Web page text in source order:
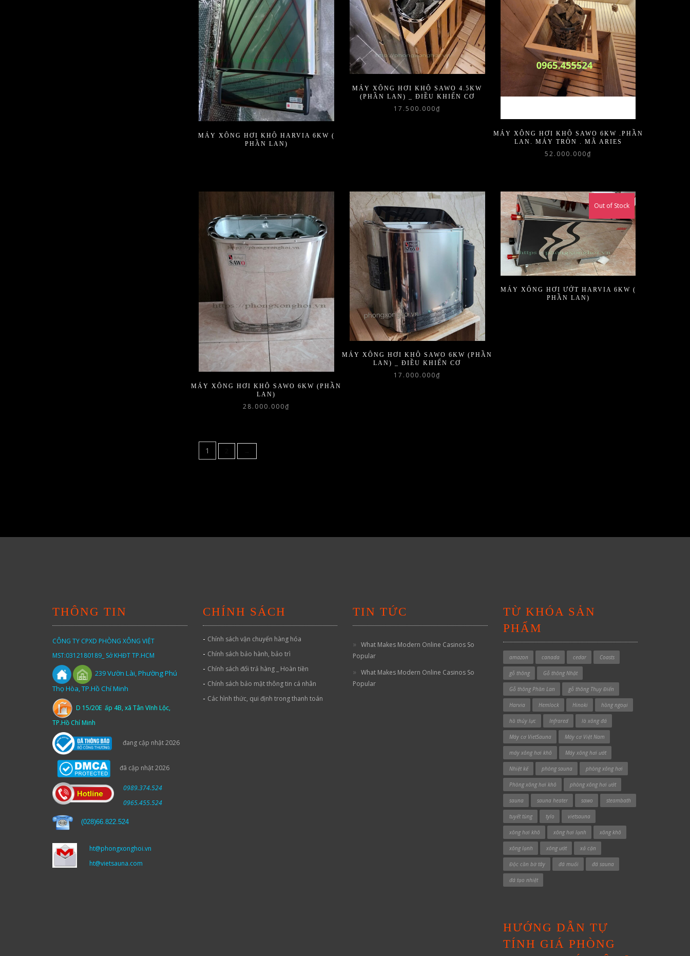
MÁY XÔNG HƠI KHÔ HARVIA 6KW (
PHẦN LAN)
MÁY XÔNG HƠI KHÔ SAWO 4.5KW
(PHẦN LAN) _ ĐIỀU KHIỂN CƠ
17.500.000₫
MÁY XÔNG HƠI KHÔ SAWO 6KW .PHẦN
LAN. MÁY TRÒN . MÃ ARIES
52.000.000₫
MÁY XÔNG HƠI KHÔ SAWO 6KW (PHẦN
LAN)
28.000.000₫
MÁY XÔNG HƠI KHÔ SAWO 6KW (PHẦN
LAN) _ ĐIỀU KHIỂN CƠ
17.000.000₫
MÁY XÔNG HƠI ƯỚT HARVIA 6KW (
PHẦN LAN)
Out of Stock
1
THÔNG TIN
CÔNG TY CPXD PHÒNG XÔNG VIỆT
MST:0312180189_ Sở KHĐT TP.HCM
239Vườn Lài,Phường Phú
Thọ Hòa, TP.Hồ Chí Minh
D 15/20E ấp 4B, xã Tân Vĩnh Lộc,
TP.Hồ Chí Minh
đang cập nhật 2026
đã cập nhật 2026
0989.374.524
0965.455.524
(028)66.822.524
ht@phongxonghoi.vn
ht@vietsauna.com
CHÍNH SÁCH
- Chính sách vận chuyển hàng hóa
- Chính sách bảo hành, bảo trì
- Chính sách đổi trả hàng _ Hoàn tiền
- Chính sách bảo mật thông tin cá nhân
- Các hình thức, qui định trong thanh toán
TIN TỨC
What Makes Modern Online Casinos So
Popular
What Makes Modern Online Casinos So
Popular
TỪ KHÓA SẢN
PHẨM
amazon canada cedar Coasts
gỗ thông Gỗ thông Nhật
Gỗ thông Phần Lan gỗ thông Thụy Điển
Harvia Hemlock Hinoki hồng ngoại
hồ thủy lực Infrared lò xông đá
Máy cơ VietSauna Máy cơ Việt Nam
máy xông hơi khô Máy xông hơi ướt
Nhiệt kế phòng sauna phòng xông hơi
Phòng xông hơi khô phòng xông hơi ướt
sauna sauna heater sawo steambath
tuyết tùng tylo vietsauna
xông hơi khô xông hơi lạnh xông khô
xông lạnh xông ướt xả cặn
Độc cần bờ tây đá muối đá sauna
đá tạo nhiệt
HƯỚNG DẪN TỰ
TÍNH GIÁ PHÒNG